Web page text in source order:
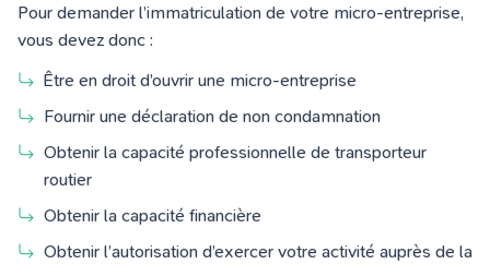
Pour demander l’immatriculation de votre micro-entreprise,
vous devez donc :
Être en droit d’ouvrir une micro-entreprise
Fournir une déclaration de non condamnation
Obtenir la capacité professionnelle de transporteur
routier
Obtenir la capacité financière
Obtenir l’autorisation d’exercer votre activité auprès de la